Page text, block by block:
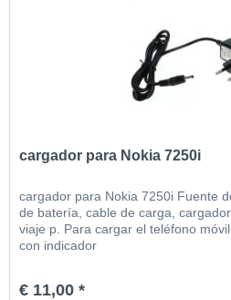
cargador para Nokia 7250i
cargador para Nokia 7250i Fuente
de batería, cable de carga,
viaje p. Para cargar el teléfono
con indicador
€ 11,00 *